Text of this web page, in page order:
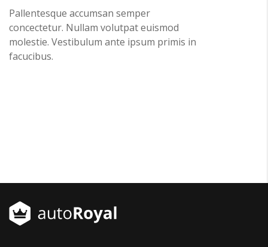
Pallentesque accumsan semper
concectetur. Nullam volutpat euismod
molestie. Vestibulum ante ipsum primis in
facucibus.